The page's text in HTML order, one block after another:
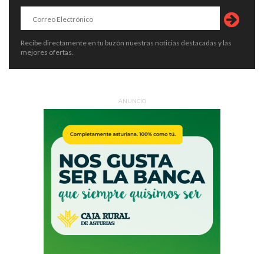
Recibe directamente en tu buzón nuestras noticias destacadas y las
mejores ofertas.
ANUNCIO